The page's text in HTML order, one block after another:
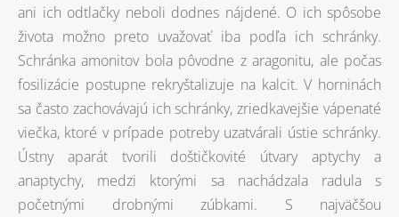
ani ich odtlačky neboli dodnes nájdené. O ich spôsobe
života možno preto uvažovať iba podľa ich schránky.
Schránka amonitov bola pôvodne z aragonitu, ale počas
fosilizácie postupne rekryštalizuje na kalcit. V horninách
sa často zachovávajú ich schránky, zriedkavejšie vápenaté
viečka, ktoré v prípade potreby uzatvárali ústie schránky.
Ústny aparát tvorili doštičkovité útvary aptychy a
anaptychy, medzi ktorými sa nachádzala radula s
početnými drobnými zúbkami. S najväčšou